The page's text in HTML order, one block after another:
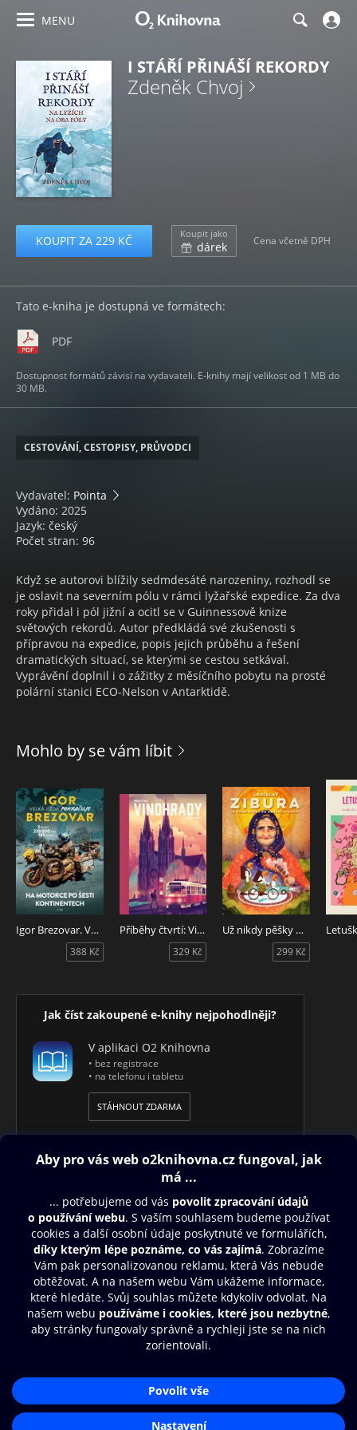
MENU
I STÁŘÍ PŘINÁŠÍ REKORDY
Zdeněk Chvoj
KOUPIT ZA 229 KČ Koupit jako
dárek Cena včetně DPH
Tato e-kniha je dostupná ve formátech:
PDF
Dostupnost formátů závisí na vydavateli. E-knihy mají velikost od 1 MB do
30 MB.
CESTOVÁNÍ, CESTOPISY, PRŮVODCI
Vydavatel: Pointa
Vydáno: 2025
Jazyk: český
Počet stran: 96
Když se autorovi blížily sedmdesáté narozeniny, rozhodl se
je oslavit na severním pólu v rámci lyžařské expedice. Za dva
roky přidal i pól jižní a ocitl se v Guinnessově knize
světových rekordů. Autor předkládá své zkušenosti s
přípravou na expedice, popis jejich průběhu a řešení
dramatických situací, se kterými se cestou setkával.
Vyprávění doplnil i o zážitky z měsíčního pobytu na prosté
polární stanici ECO-Nelson v Antarktidě.
Mohlo by se vám líbit
Igor Brezovar. Velká jízda pokračuje
388 Kč
Příběhy čtvrtí: Vinohrady
329 Kč
Už nikdy pěšky po Arménii a Gruzii
299 Kč
Jak číst zakoupené e-knihy nejpohodlněji?
V aplikaci O2 Knihovna
• bez registrace
• na telefonu i tabletu
STÁHNOUT ZDARMA
Obsah ke stažení
Moje O2 Knihovna
Další zábava
© O2 Czech Republic a.s.
Přístupnost
Zásady zpracování osobních údajůAplikace O2 Knihovna